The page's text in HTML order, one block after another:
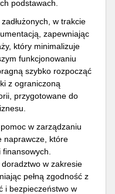
podstawach.
w trakcie
zapewniając
który minimalizuje
funkcjonowaniu
szybko rozpocząć
z ograniczoną
przygotowane do
w zarządzaniu
naprawcze, które
w zakresie
pełną zgodność z
i bezpieczeństwo w